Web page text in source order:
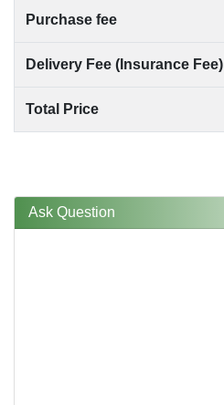
Purchase fee
Delivery Fee (Insurance Fee)
Total Price
Ask Question